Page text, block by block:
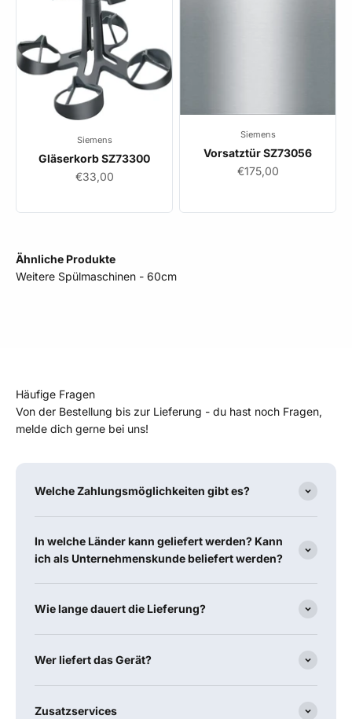
Siemens
Gläserkorb SZ73300
Angebot
€33,00
Siemens
Vorsatztür SZ73056
Angebot
€175,00
Ähnliche Produkte
Häufige Fragen
Von der Bestellung bis zur Lieferung - du hast noch Fragen,
melde dich gerne bei uns!
Welche Zahlungsmöglichkeiten gibt es?
In welche Länder kann geliefert werden? Kann
ich als Unternehmenskunde beliefert werden?
Wie lange dauert die Lieferung?
Wer liefert das Gerät?
Zusatzservices